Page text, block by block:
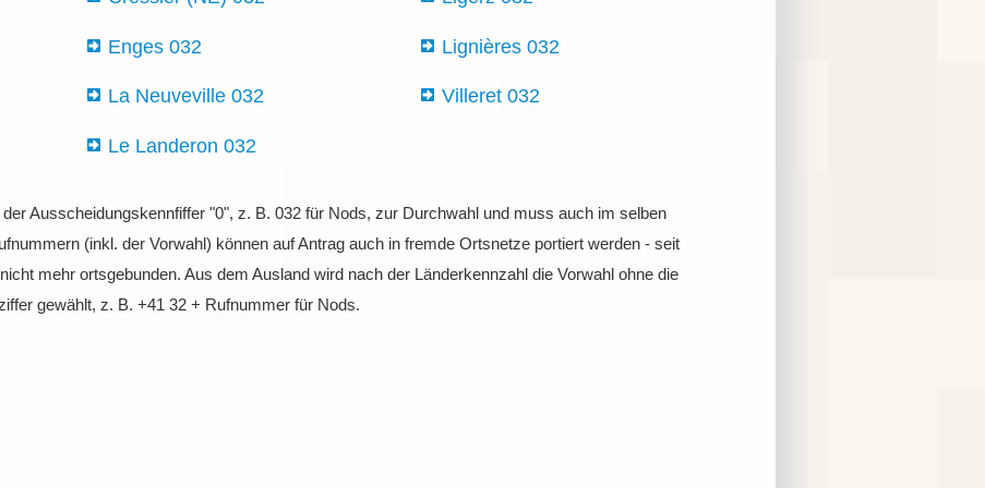
Enges 032
La Neuveville 032
Le Landeron 032
Lignières 032
Villeret 032
Ausscheidungskennfiffer "0", z. B. 032 für Nods, zur Durchwahl und muss auch im selben
(inkl. der Vorwahl) können auf Antrag auch in fremde Ortsnetze portiert werden - seit
mehr ortsgebunden. Aus dem Ausland wird nach der Länderkennzahl die Vorwahl ohne die
gewählt, z. B. +41 32 + Rufnummer für Nods.